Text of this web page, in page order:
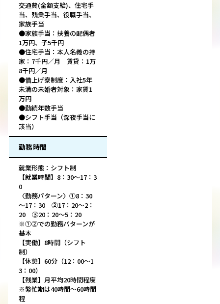
交通費(全額支給)、住宅手
当、残業手当、役職手当、
家族手当
●家族手当：扶養の配偶者
1万円、子5千円
●住宅手当：本人名義の持
家：7千円／月 賃貸：1万
8千円／月
●借上げ寮制度：入社5年
未満の未婚者対象：家賃1
万円
●勤続年数手当
●シフト手当（深夜手当に
該当）
勤務時間
就業形態：シフト制
【就業時間】8：30～17：3
0
〈勤務パターン〉①8：30
～17：30 ②17：20～2：
20 ③20：20～5：20
※①②での勤務パターンが
基本
【実働】8時間（シフト
制）
【休憩】60分（12：00～1
3：00）
【残業】月平均20時間程度
※繁忙期は40時間～60時間
程